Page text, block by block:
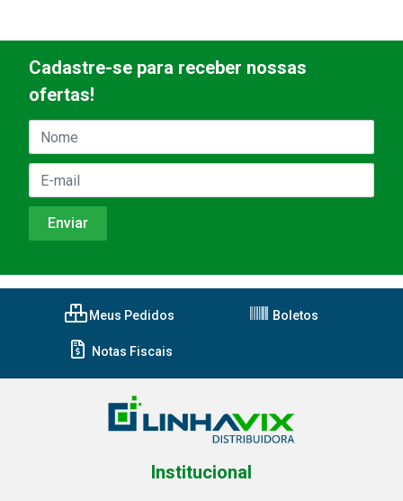
Cadastre-se para receber nossas
ofertas!
Meus Pedidos Boletos
Notas Fiscais
Institucional